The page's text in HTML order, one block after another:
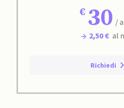
30 /
2,50 € al
Richiedi